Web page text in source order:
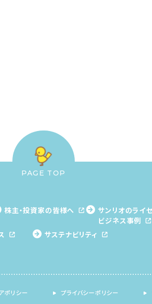
PAGE TOP
株主・投資家の皆様へ
サンリオのライ
ビジネス事例
サステナビリティ
ポリシー プライバシーポリシー